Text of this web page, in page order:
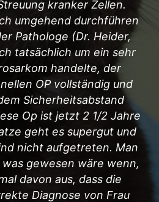
kranker Zellen.
umgehend durchführen
Pathologe (Dr. Heider,
tatsächlich um ein sehr
handelte, der
OP vollständig und
Sicherheitsabstand
Op ist jetzt 2 1/2 Jahre
geht es supergut und
nicht aufgetreten. Man
gewesen wäre wenn,
davon aus, dass die
Diagnose von Frau